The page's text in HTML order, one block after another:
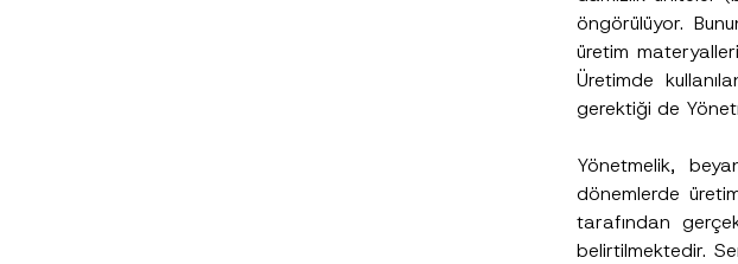
öngörülüyor.
üretim
Üretimde
gerektiği de
Yönetmelik,
dönemlerde
tarafından
belirtilmektedir.